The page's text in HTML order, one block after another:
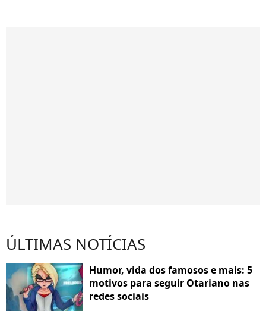
ÚLTIMAS NOTÍCIAS
Humor, vida dos famosos e mais: 5
motivos para seguir Otariano nas
redes sociais